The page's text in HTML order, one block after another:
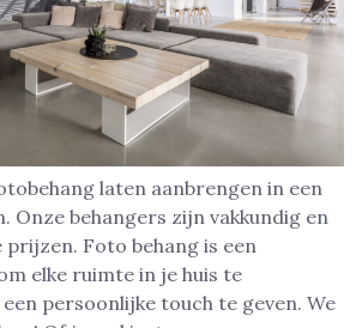
laten aanbrengen in een
Onze behangers zijn vakkundig en
Foto behang is een
elke ruimte in je huis te
persoonlijke touch te geven. We